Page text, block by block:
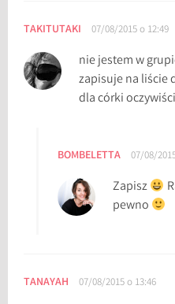
TAKITUTAKI 07/08/2015 o 12:49
nie jestem w
zapisuje na liście
dla córki
BOMBELETTA 07/08/
Zapisz
pewno
TANAYAH 07/08/2015 o 13:46